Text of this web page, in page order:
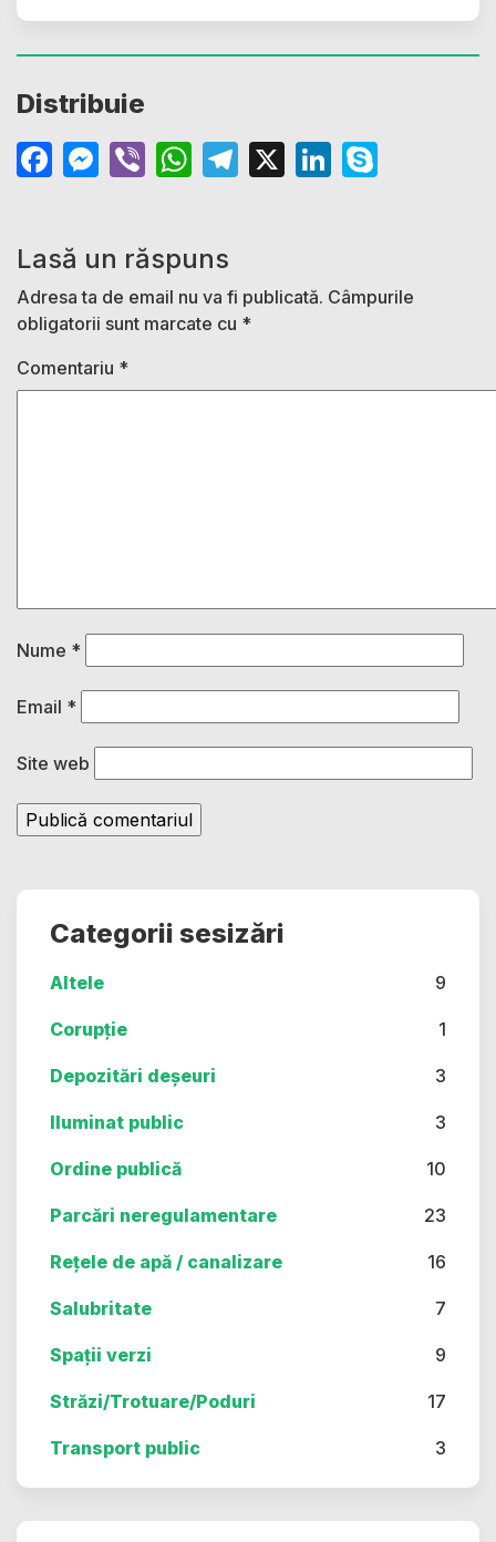
Distribuie
Facebook
Messenger
ViberWhatsApp
Telegram
X LinkedIn
Lasă un răspuns
Adresa ta de email nu va fi publicată. Câmpurile
obligatorii sunt marcate cu *
Comentariu *
Nume *
Email *
Site web
Categorii sesizări
Altele 9
Corupție 1
Depozitări deșeuri 3
Iluminat public 3
Ordine publică 10
Parcări neregulamentare 23
Rețele de apă / canalizare 16
Salubritate 7
Spații verzi 9
Străzi/Trotuare/Poduri 17
Transport public 3